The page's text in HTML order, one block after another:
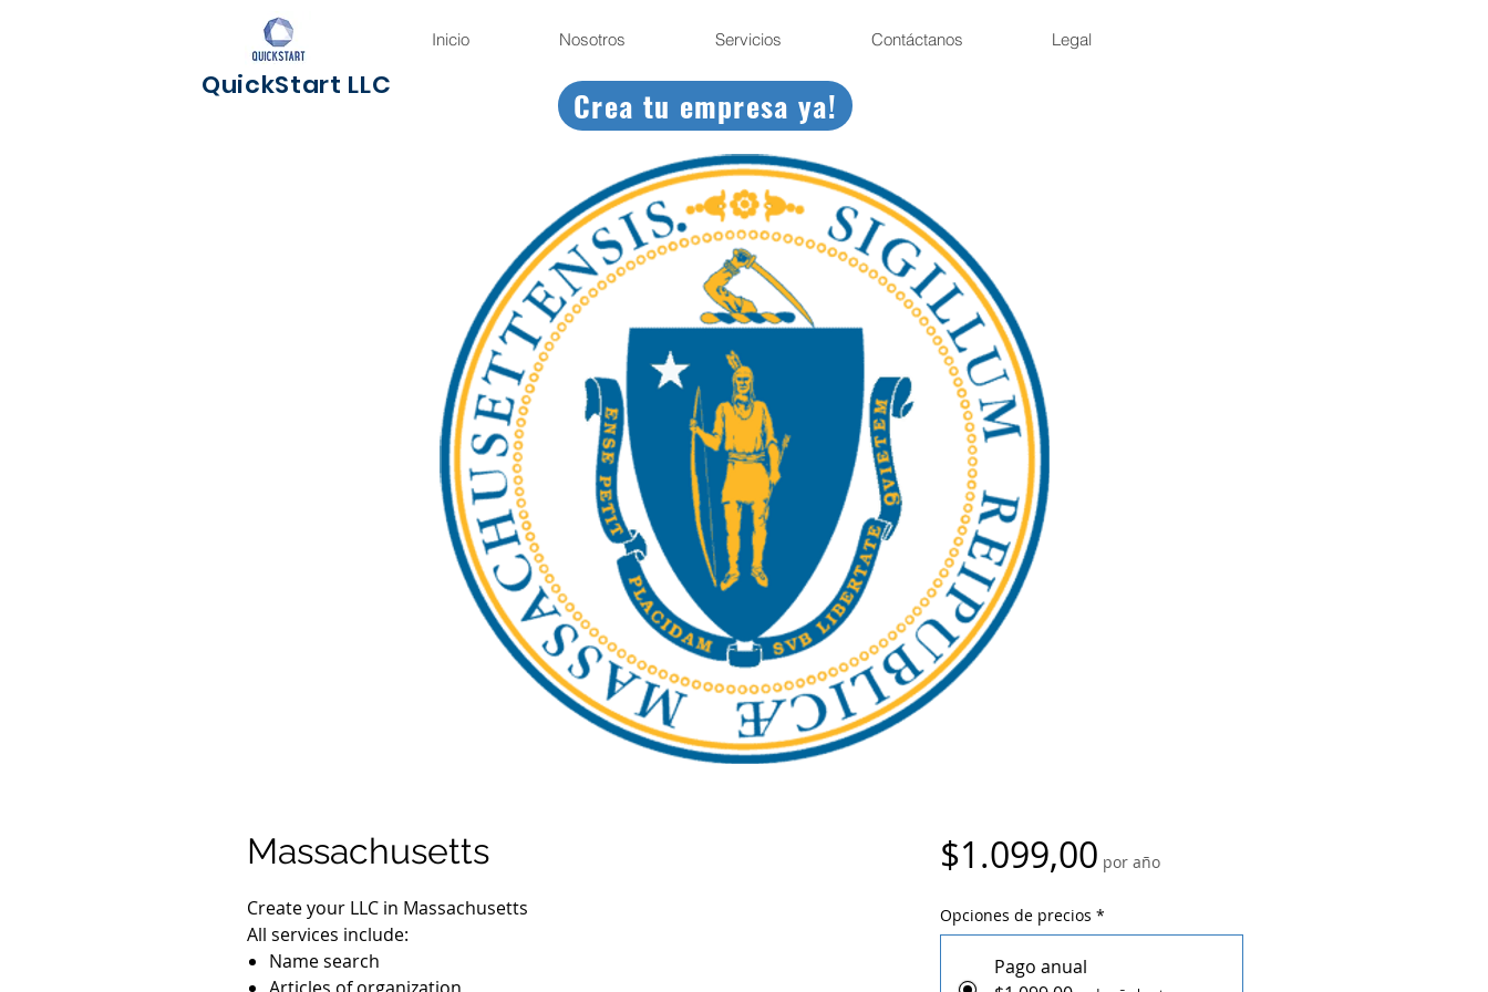
Inicio Nosotros Servicios Contáctanos Legal
QuickStart LLC Crea tu empresa ya!
Massachusetts
Create your LLC in Massachusetts
All services include:
Name search
$1.099,00Precio
por año
Opciones de precios *
Pago anual